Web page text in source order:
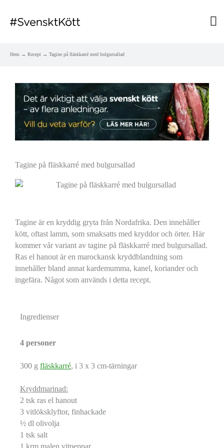
Hem Recept Tagine på fläskkarré med bulgursallad
Tagine på fläskkarré med bulgursallad
Tagine är en kryddig gryta från Nordafrika. Den innehåller
kött, oftast lamm, som smaksatts med kryddor och örter. Här
kommer vår variant av tagine på fläskkarré med bulgursallad.
Ras el hanout är en marockansk kryddblandning som
innehåller bland annat kardemumma, kanel, koriander och
ingefära. Något som används i detta recept.
Ingredienser
4 personer
300 g fläskkarré, i 3 x 3 cm-tärningar
Kryddmarinad:
2 tsk ras el hanout
3 vitlöksklyftor, finhackade
½ dl olivolja
1 tsk salt
1 krm malen vitpeppar